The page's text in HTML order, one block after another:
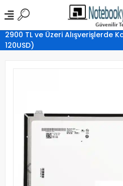
2900 TL ve Üzeri Alışverişlerde
120USD)